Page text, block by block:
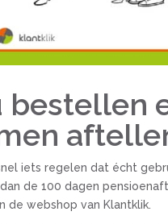
bestellen
iets regelen dat écht
de 100 dagen
de webshop van Klantklik.